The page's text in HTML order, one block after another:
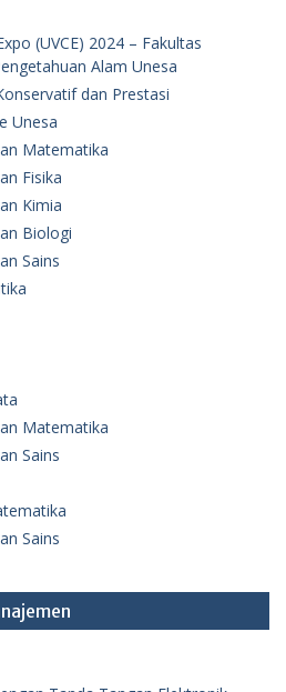
(UVCE) 2024 – Fakultas
Alam Unesa
dan Prestasi
Unesa
Matematika
Fisika
Kimia
Biologi
Sains
Matematika
Sains
Sains